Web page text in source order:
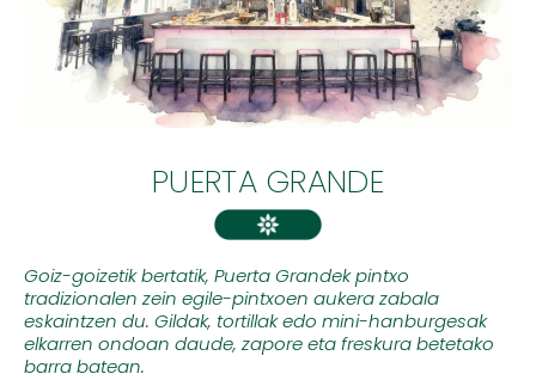
PUERTA GRANDE
Goiz-goizetik bertatik, Puerta Grandekpintxo
tradizionalen zein egile-pintxoen aukera zabala
eskaintzen du. Gildak, tortillak edo mini-hanburgesak
elkarren ondoan daude, zapore eta freskurabetetako
barra batean.